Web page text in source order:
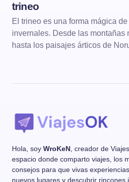
trineo
El trineo es una forma mágica
invernales. Desde las montañas
hasta los paisajes árticos de
Hola, soy WroKeN , creador de
espacio donde comparto viajes, los
consejos para que vivas
nuevos lugares y descubrir rincones